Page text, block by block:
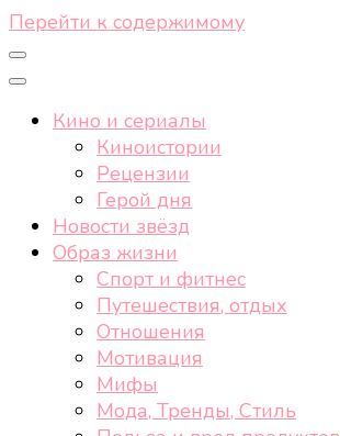
Перейти к содержимому
Кино и сериалы
Киноистории
Рецензии
Герой дня
Новости звёзд
Образ жизни
Спорт и фитнес
Путешествия, отдых
Отношения
Мотивация
Мифы
Мода, Тренды, Стиль